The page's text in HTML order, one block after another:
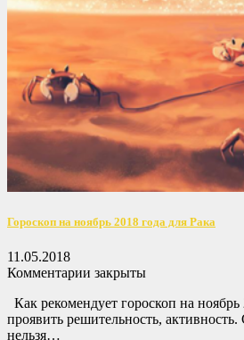
Гороскоп на ноябрь 2018 года для Рака
11.05.2018
Комментарии закрыты
Как рекомендует гороскоп на
проявить решительность,
нельзя…